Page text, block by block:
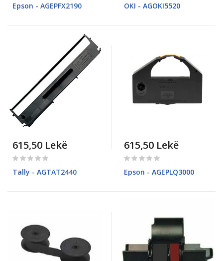
Epson - AGEPFX2190 OKI - AGOKI5520
615,50 Lekë
Rating:
Tally - AGTAT2440
615,50 Lekë
Rating:
Epson - AGEPLQ3000